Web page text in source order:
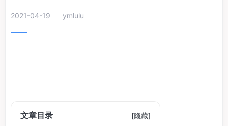
2021-04-19 ymlulu
文章目录 [隐藏]